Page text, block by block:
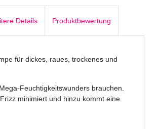
Details Produktbewertung
für dickes, raues, trockenes und
Feuchtigkeitswunders brauchen.
minimiert und hinzu kommt eine